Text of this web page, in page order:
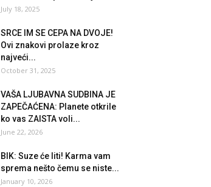
July 18, 2025
SRCE IM SE CEPA NA DVOJE!
Ovi znakovi prolaze kroz
najveći...
October 31, 2025
VAŠA LJUBAVNA SUDBINA JE
ZAPEČAĆENA: Planete otkrile
ko vas ZAISTA voli...
June 22, 2026
BIK: Suze će liti! Karma vam
sprema nešto čemu se niste...
January 10, 2026